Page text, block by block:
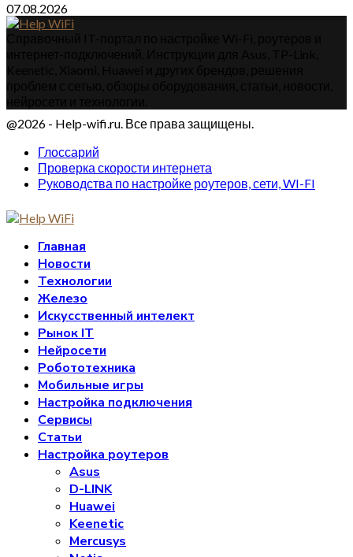
07.08.2026
@2026 - Help-wifi.ru. Все права защищены.
Глоссарий
Проверка скорости интернета
Руководства по настройке роутеров, сети, WI-FI
Главная
Новости
Технологии
Железо
Искусственный интелект
Рынок IT
Нейросети
Робототехника
Мобильные игры
Настройка подключения
Сервисы
Статьи
Настройка роутеров
Asus
D-LINK
Huawei
Keenetic
Mercusys